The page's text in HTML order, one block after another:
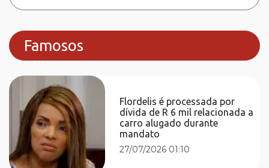
Famosos
Flordelis é processada por
dívida de R 6 mil relacionada a
carro alugado durante
mandato
27/07/2026 01:10